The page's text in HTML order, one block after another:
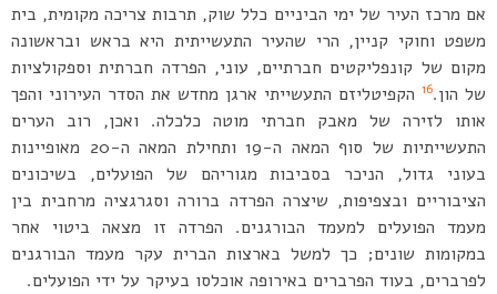
אם מרכז העיר של ימי הביניים כלל שוק, תרבות צריכה מקומית, בית
משפט וחוקי קניין, הרי שהעיר התעשייתית היא בראש ובראשונה
מקום של קונפליקטים חברתיים, עוני, הפרדה חברתית וספקולציות
של הון.16 הקפיטליזם התעשייתי ארגן מחדש את הסדר העירוני והפך
אותו לזירה של מאבק חברתי מוטה כלכלה. ואכן, רוב הערים
התעשייתיות של סוף המאה ה-19 ותחילת המאה ה-20 מאופיינות
בעוני גדול, הניכר בסביבות מגוריהם של הפועלים, בשיכונים
הציבוריים ובצפיפות, שיצרה הפרדה ברורה וסגרגציה מרחבית בין
מעמד הפועלים למעמד הבורגנים. הפרדה זו מצאה ביטוי אחר
במקומות שונים; כך למשל בארצות הברית עקר מעמד הבורגנים
לפרברים, בעוד הפרברים באירופה אוכלסו בעיקר על ידי הפועלים.